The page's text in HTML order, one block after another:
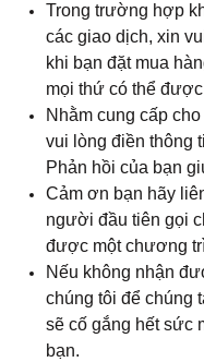
Trong trường hợp
các giao dịch, xin
khi bạn đặt mua
mọi thứ có thể
Nhằm cung cấp
vui lòng điền thông
Phản hồi của bạn
Cảm ơn bạn hãy
người đầu tiên gọi
được một chương
Nếu không nhận
chúng tôi để chúng
sẽ cố gắng hết sức
bạn.